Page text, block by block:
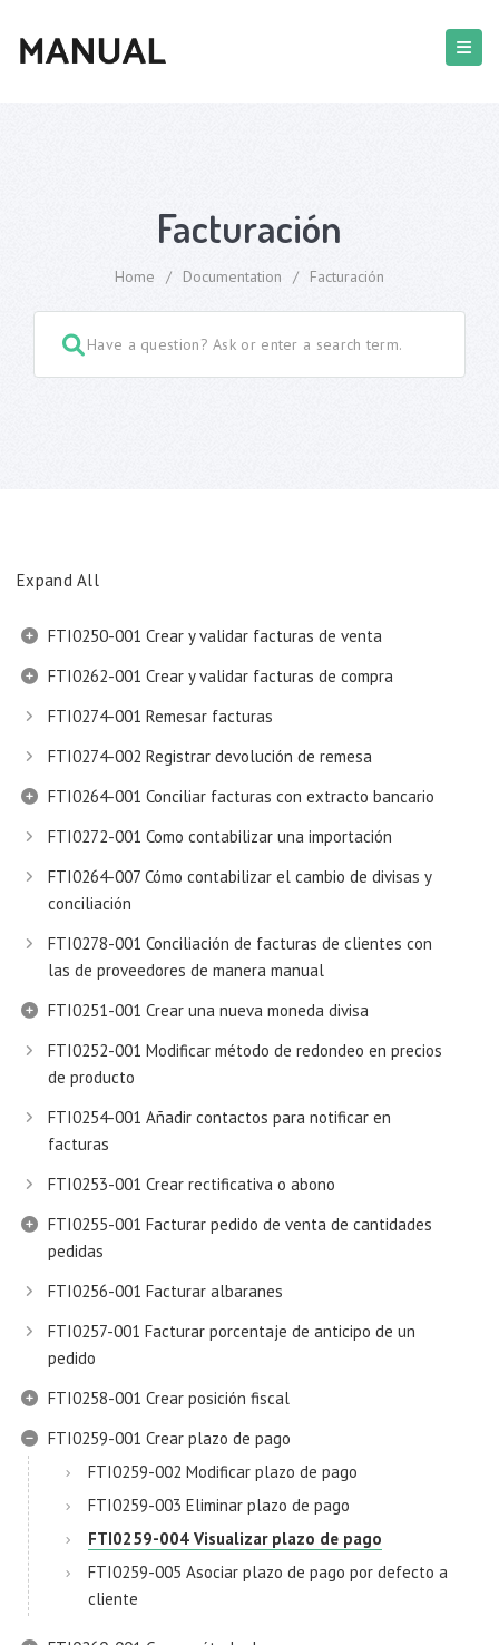
Facturación
Home / Documentation / Facturación
Expand All
FTI0250-001 Crear y validar facturas de venta
FTI0262-001 Crear y validar facturas de compra
FTI0274-001 Remesar facturas
FTI0274-002 Registrar devolución de remesa
FTI0264-001 Conciliar facturas con extracto bancario
FTI0272-001 Como contabilizar una importación
FTI0264-007 Cómo contabilizar el cambio de divisas y
conciliación
FTI0278-001 Conciliación de facturas de clientes con
las de proveedores de manera manual
FTI0251-001 Crear una nueva moneda divisa
FTI0252-001 Modificar método de redondeo en precios
de producto
FTI0254-001 Añadir contactos para notificar en
facturas
FTI0253-001 Crear rectificativa o abono
FTI0255-001 Facturar pedido de venta de cantidades
pedidas
FTI0256-001 Facturar albaranes
FTI0257-001 Facturar porcentaje de anticipo de un
pedido
FTI0258-001 Crear posición fiscal
FTI0259-001 Crear plazo de pago
FTI0259-002 Modificar plazo de pago
FTI0259-003 Eliminar plazo de pago
FTI0259-004 Visualizar plazo de pago
FTI0259-005 Asociar plazo de pago por defecto a
cliente